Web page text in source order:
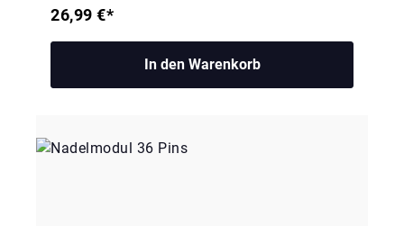
26,99 €*
In den Warenkorb